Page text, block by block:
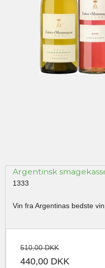
Argentinsk
1333
Vin fra Argentinas bedste
510,00 DKK
440,00 DKK